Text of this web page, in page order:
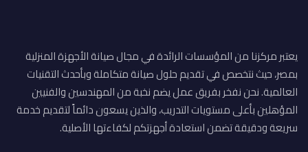
يعتبر مركزنا من المؤسسات الرائدة في مجال صيانة الأجهزة المنزلية
بمصر، حيث نتخصص في تقديم حلول صيانة متكاملة وبأحدث التقنيات
العالمية. نحن نفخر بفريق عمل يضم نخبة من المهندسين والفنيين
المؤهلين بأعلى مستويات التدريب، والذين يسعون دائماً لتقديم خدمة
سريعة ودقيقة تضمن استعادة أجهزتكم لكفاءتها الأصلية.